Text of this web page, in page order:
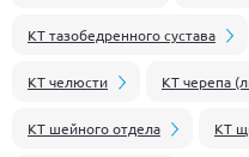
КТ тазобедренного сустава
КТ челюсти КТ черепа
КТ шейного отдела КТ